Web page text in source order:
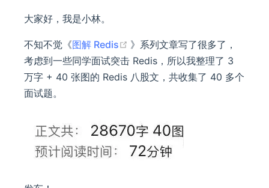
大家好，我是小林。
不知不觉《图解 Redis (opens new window)
》系列文章写了很多了，
考虑到一些同学面试突击 Redis，所以我整理了 3
万字 + 40 张图的 Redis 八股文，共收集了 40 多个
面试题。